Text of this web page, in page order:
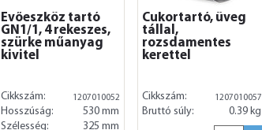
Evőeszköz tartó
GN1/1, 4 rekeszes,
szürke műanyag
kivitel
Cikkszám: 1207010052
Hosszúság:
530 mm
Szélesség:
325 mm
Cukortartó, üveg
tállal,
rozsdamentes
kerettel
Cikkszám: 1207010057
Bruttó súly: 0.39 kg